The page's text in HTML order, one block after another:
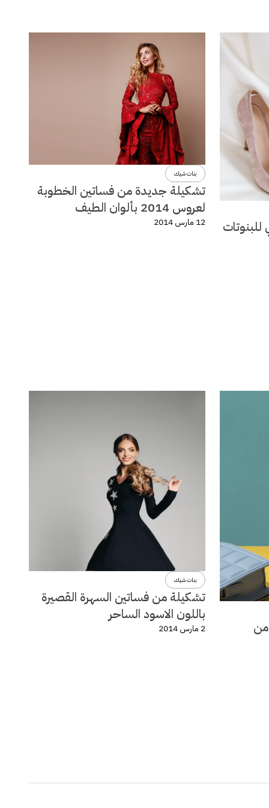
بنات شيك
تشكيلة جديدة من فساتين الخطوبة
لعروس 2014 بألوان الطيف
12 مارس 2014
وصيف 2014 من
بنات شيك
تشكيلة من فساتين السهرة القصيرة
باللون الاسود الساحر
2 مارس 2014